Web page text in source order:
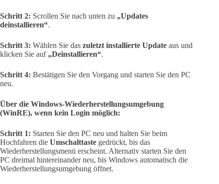
Schritt 2: Scrollen Sie nach unten zu „Updates
deinstallieren“.
Schritt 3: Wählen Sie das zuletzt installierte Update aus und
klicken Sie auf „Deinstallieren“.
Schritt 4: Bestätigen Sie den Vorgang und starten Sie den PC
neu.
Über die Windows-Wiederherstellungsumgebung
(WinRE), wenn kein Login möglich:
Schritt 1: Starten Sie den PC neu und halten Sie beim
Hochfahren die Umschalttaste gedrückt, bis das
Wiederherstellungsmenü erscheint. Alternativ starten Sie den
PC dreimal hintereinander neu, bis Windows automatisch die
Wiederherstellungsumgebung öffnet.